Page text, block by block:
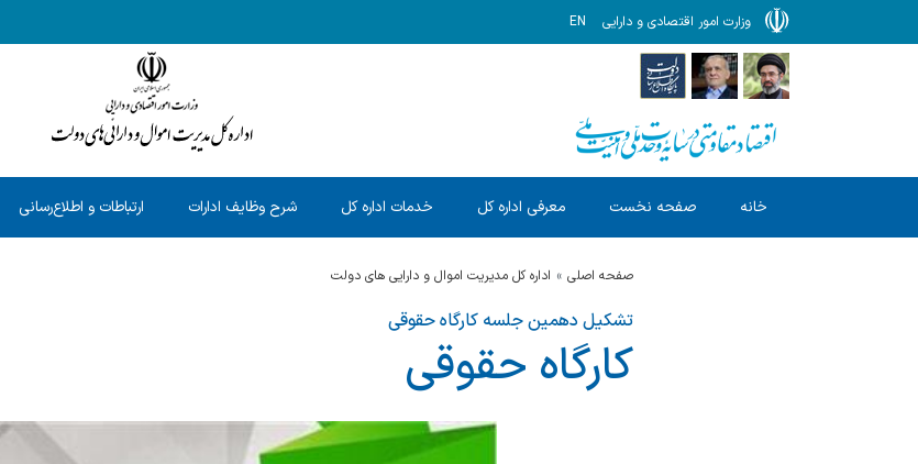
وزارت امور اقتصادی و دارایی EN
خانه صفحه نخست معرفی اداره کل خدمات اداره کل شرح وظایف ادارات ارتباطات و اطلاع‌رسانی
صفحه اصلی اداره کل مدیریت اموال و دارایی های دولت
تشکیل دهمین جلسه کارگاه حقوقی
کارگاه حقوقی